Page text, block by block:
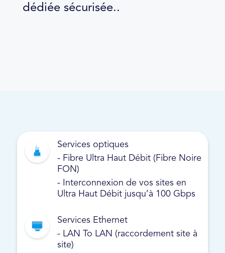
dédiée sécurisée..
Services optiques
- Fibre Ultra Haut Débit (Fibre Noire
FON)
- Interconnexion de vos sites en
Ultra Haut Débit jusqu’à 100 Gbps
Services Ethernet
- LAN To LAN (raccordement site à
site)